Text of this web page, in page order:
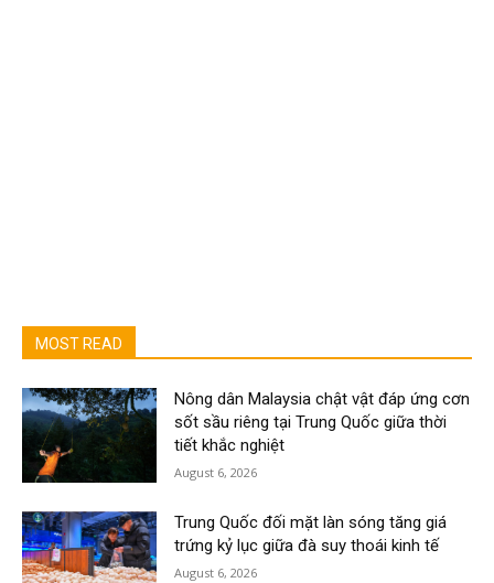
MOST READ
Nông dân Malaysia chật vật đáp ứng cơn
sốt sầu riêng tại Trung Quốc giữa thời
tiết khắc nghiệt
August 6, 2026
Trung Quốc đối mặt làn sóng tăng giá
trứng kỷ lục giữa đà suy thoái kinh tế
August 6, 2026